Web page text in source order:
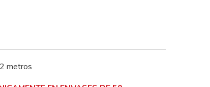
metros